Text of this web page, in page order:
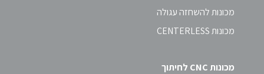
מכונות להשחזה עגולה
מכונות CENTERLESS
מכונות CNC לחיתוך